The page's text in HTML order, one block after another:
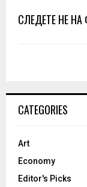
СЛЕДЕТЕ НЕ НА
CATEGORIES
Art
Economy
Editor's Picks